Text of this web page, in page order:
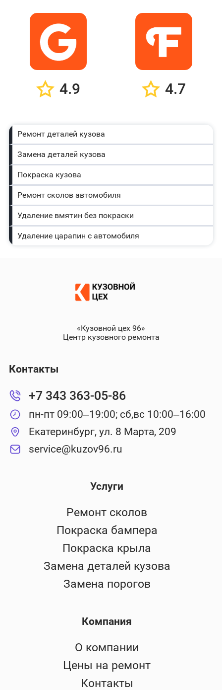
4.9 4.7
Ремонт деталей кузова
Замена деталей кузова
Покраска кузова
Ремонт сколов автомобиля
Удаление вмятин без покраски
Удаление царапин с автомобиля
«Кузовной цех 96»
Центр кузовного ремонта
Услуги
Ремонт сколов
Покраска бампера
Покраска крыла
Замена деталей кузова
Замена порогов
Компания
О компании
Цены на ремонт
Контакты
Контакты
+7 343 363-05-86
пн-пт 09:00–19:00; сб,вс 10:00–16:00
Екатеринбург, ул. 8 Марта, 209
service@kuzov96.ru